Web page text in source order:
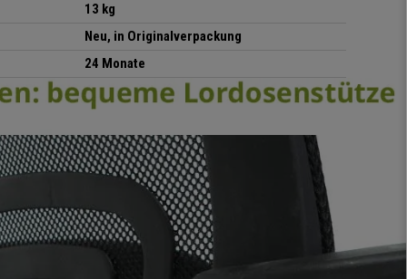
13 kg
Neu, in Originalverpackung
24 Monate